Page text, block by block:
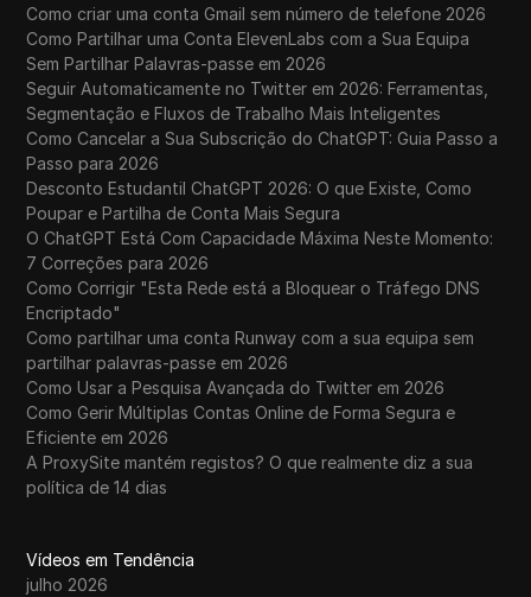
Como criar uma conta Gmail sem número de telefone 2026
Como Partilhar uma Conta ElevenLabs com a Sua Equipa
Sem Partilhar Palavras-passe em 2026
Seguir Automaticamente no Twitter em 2026: Ferramentas,
Segmentação e Fluxos de Trabalho Mais Inteligentes
Como Cancelar a Sua Subscrição do ChatGPT: Guia Passo a
Passo para 2026
Desconto Estudantil ChatGPT 2026: O que Existe, Como
Poupar e Partilha de Conta Mais Segura
O ChatGPT Está Com Capacidade Máxima Neste Momento:
7 Correções para 2026
Como Corrigir "Esta Rede está a Bloquear o Tráfego DNS
Encriptado"
Como partilhar uma conta Runway com a sua equipa sem
partilhar palavras-passe em 2026
Como Usar a Pesquisa Avançada do Twitter em 2026
Como Gerir Múltiplas Contas Online de Forma Segura e
Eficiente em 2026
A ProxySite mantém registos? O que realmente diz a sua
política de 14 dias
Vídeos em Tendência
julho 2026